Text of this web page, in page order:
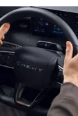
CHERY REMOTE
CHERY И СПОРТ
НАШИ
ВИДЕООБЗОРЫ